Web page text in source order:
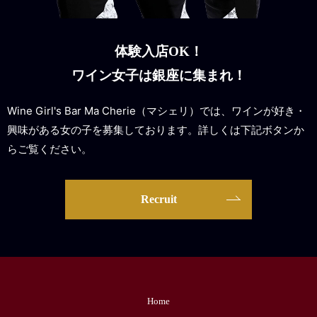
体験入店OK！
ワイン女子は銀座に集まれ！
Wine Girl's Bar Ma Cherie（マシェリ）では、ワインが好き・
興味がある女の子を募集しております。詳しくは下記ボタンか
らご覧ください。
Recruit
Home